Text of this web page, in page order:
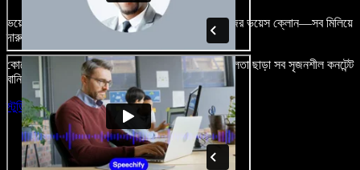
ভয়েসওভার, রয়্যালটি-ফ্রি ছবি, অডিও, ভিডিও যোগ, নিজের ভয়েস ক্লোন—সব মিলিয়ে
দারুণ মনে রাখার মতো অডিও-ভিডিও প্রজেক্ট বানান।
কোনো শেখার ঝামেলা নেই, শুধু ব্রাউজারে খুলুন—আর দুর্বলতা ছাড়া সব সৃজনশীল কনটেন্ট
বানিয়ে ফেলুন।
স্টুডিও চালু করুন